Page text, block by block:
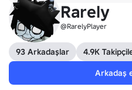
Rarely
@RarelyPlayer
93 Arkadaşlar 4.9K
Arkadaş